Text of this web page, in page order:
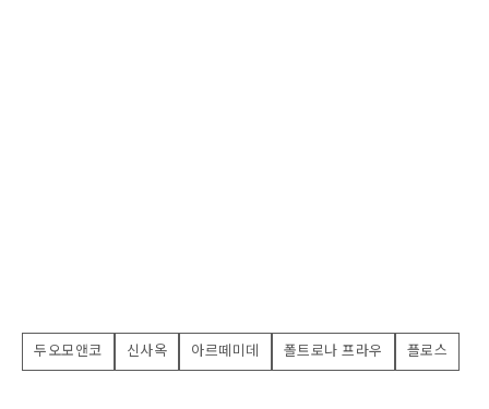
두오모앤코 신사옥 아르떼미데 폴트로나 프라우 플로스